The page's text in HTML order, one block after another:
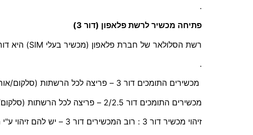
.
פתיחה מכשיר לרשת פלאפון (דור 3)
רשת הסלולאר של חברת פלאפון (מכשיר בעלי SIM) היא דור 3 בלבד, לכן מכשירים התומכים דור 2/2.5 – לא תעזור פתיחה של המכשיר !
.
מכשירים התומכים דור 3 – פריצה לכל הרשתות (סלקום/אורנג/פלאפון)
מכשירים התומכים דור 2/2.5 – פריצה לכל הרשתות (סלקום/אורנג)
זיהוי מכשיר דור 3 : רוב המכשירים דור 3 – יש להם זיהוי ע"י המצלמה מקדימה (מכשירים התומכים בתדר 2100 – דור 3).